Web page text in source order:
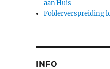
aan Huis
Folderverspreiding
INFO